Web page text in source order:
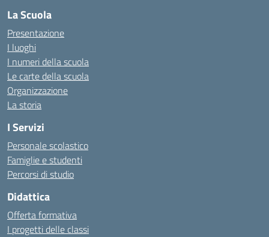
La Scuola
Presentazione
I luoghi
I numeri della scuola
Le carte della scuola
Organizzazione
La storia
I Servizi
Personale scolastico
Famiglie e studenti
Percorsi di studio
Didattica
Offerta formativa
I progetti delle classi